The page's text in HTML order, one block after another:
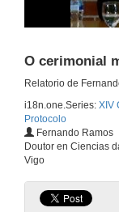
O cerimonial
Relatorio de
i18n.one.Series: XIV
Protocolo
Fernando Ramos
Doutor en Ciencias
Vigo